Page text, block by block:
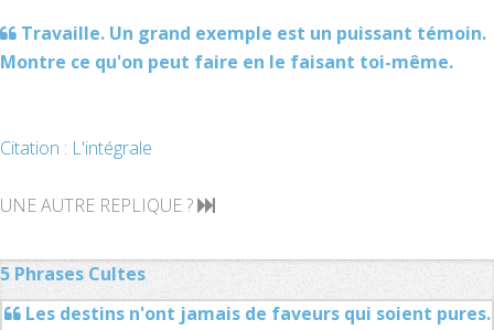
Travaille. Un grand exemple est un puissant témoin.
Montre ce qu'on peut faire en le faisant toi-même.
Citation : L'intégrale
UNE AUTRE REPLIQUE ?
5 Phrases Cultes
Les destins n'ont jamais de faveurs qui soient pures.